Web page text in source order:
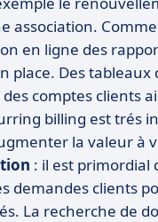
association.
en ligne des
place. Des tableaux
comptes clients
billing est trés
la valeur à
: il est primordial
demandes clients
La recherche de